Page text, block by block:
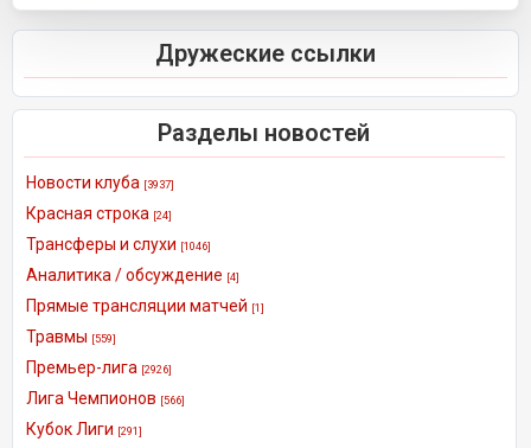
Дружеские ссылки
Разделы новостей
Новости клуба [3937]
Красная строка [24]
Трансферы и слухи [1046]
Аналитика / обсуждение [4]
Прямые трансляции матчей [1]
Травмы [559]
Премьер-лига [2926]
Лига Чемпионов [566]
Кубок Лиги [291]